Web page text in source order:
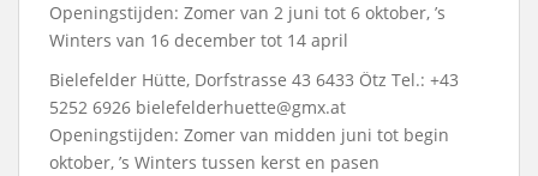
Openingstijden: Zomer van 2 juni tot 6 oktober, ’s
Winters van 16 december tot 14 april
Bielefelder Hütte, Dorfstrasse 43 6433 Ötz Tel.: +43
5252 6926 bielefelderhuette@gmx.at
Openingstijden: Zomer van midden juni tot begin
oktober, ’s Winters tussen kerst en pasen